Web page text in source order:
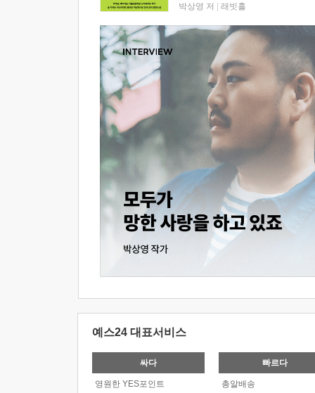
박상영 저 래빗홀
예스24 대표서비스
싸다
영원한 YES포인트
빠르다
총알배송